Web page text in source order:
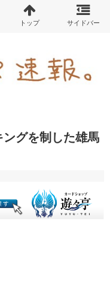
グを制した雄馬